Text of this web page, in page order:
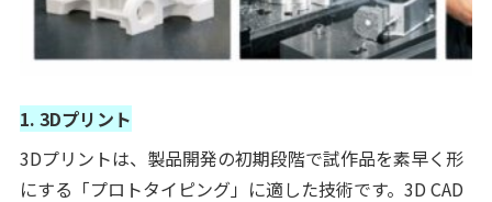
1. 3Dプリント
3Dプリントは、製品開発の初期段階で試作品を素早く形
にする「プロトタイピング」に適した技術です。3D CAD